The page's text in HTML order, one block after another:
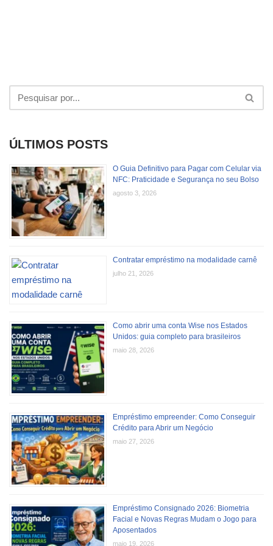
ÚLTIMOS POSTS
O Guia Definitivo para Pagar com Celular via
NFC: Praticidade e Segurança no seu Bolso
agosto 3, 2026
Contratar empréstimo na modalidade carnê
julho 21, 2026
Como abrir uma conta Wise nos Estados
Unidos: guia completo para brasileiros
maio 28, 2026
Empréstimo empreender: Como Conseguir
Crédito para Abrir um Negócio
maio 27, 2026
Empréstimo Consignado 2026: Biometria
Facial e Novas Regras Mudam o Jogo para
Aposentados
maio 19, 2026